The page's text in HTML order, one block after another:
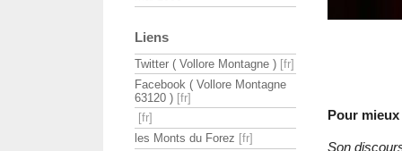
Pour
Son
Liens
Twitter ( Vollore Montagne )
Facebook ( Vollore Montagne
63120 )
les Monts du Forez